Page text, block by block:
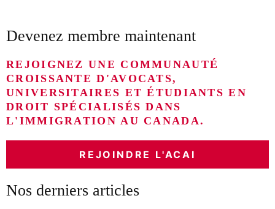
Devenez membre maintenant
REJOIGNEZ UNE COMMUNAUTÉ
CROISSANTE D'AVOCATS,
UNIVERSITAIRES ET ÉTUDIANTS EN
DROIT SPÉCIALISÉS DANS
L'IMMIGRATION AU CANADA.
REJOINDRE L'ACAI
Nos derniers articles